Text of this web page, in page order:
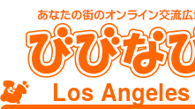
Los Angeles